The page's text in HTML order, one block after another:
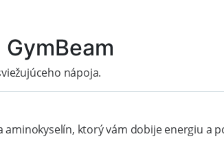
nápoja.
ktorý vám dobije energiu a